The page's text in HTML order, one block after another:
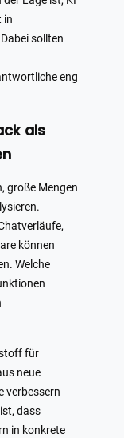
in
sollten
eng
als
große Mengen
können
Welche
für
neue
verbessern
dass
in konkrete